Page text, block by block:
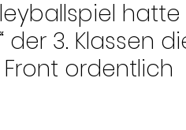
hatte
der 3. Klassen
ordentlich